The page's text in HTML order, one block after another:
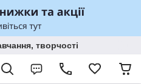
творчості